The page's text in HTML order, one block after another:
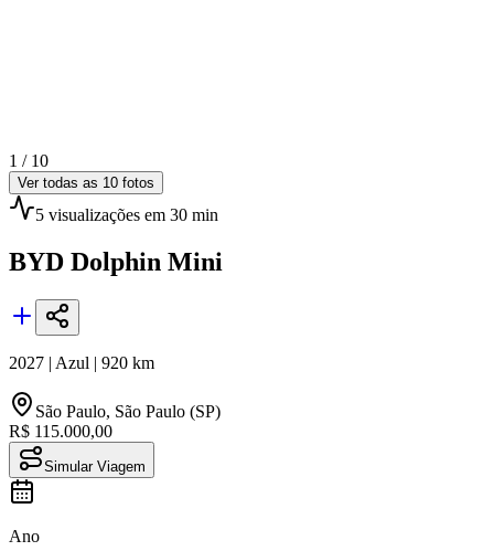
1 / 10
Ver todas as 10 fotos
5 visualizações em 30 min
BYD Dolphin Mini
2027 | Azul | 920 km
São Paulo, São Paulo (SP)
R$ 115.000,00
Simular Viagem
Ano